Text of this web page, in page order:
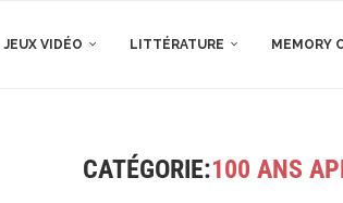
JEUX VIDÉO LITTÉRATURE MEMORY
CATÉGORIE:100 ANS